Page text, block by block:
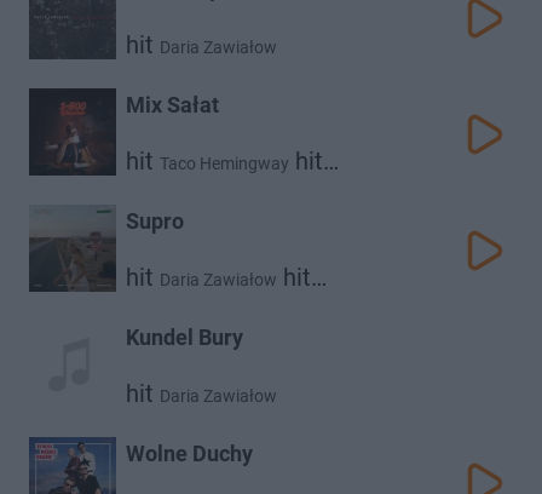
hit Daria Zawiałow
Mix Sałat
hit Taco Hemingway hit
Supro
hit Daria Zawiałow hit
Kundel Bury
hit Daria Zawiałow
Wolne Duchy